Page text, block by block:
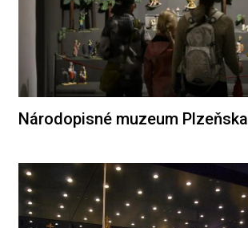
Národopisné muzeum Plzeňska